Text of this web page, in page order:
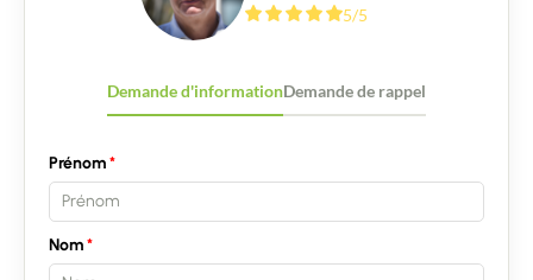
5/5
Demande d'informationDemande de rappel
Prénom
Nom